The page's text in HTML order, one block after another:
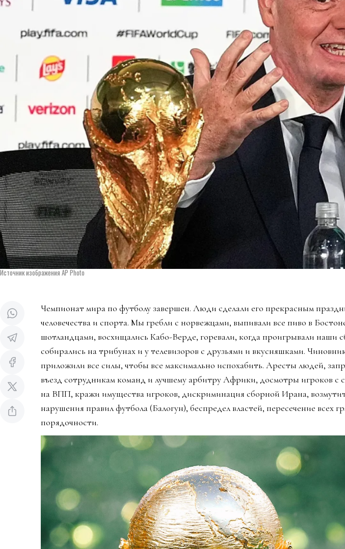
Источник изображения AP Photo
Чемпионат мира по футболу завершен. Люди сделали его прекрасным
человечества и спорта. Мы гребли с норвежцами, выпивали все пиво в
шотландцами, восхищались Кабо-Верде, горевали, когда проигрывали наши
собирались на трибунах и у телевизоров с друзьями и вкусняшками.
приложили все силы, чтобы все максимально испохабить. Аресты людей,
въезд сотрудникам команд и лучшему арбитру Африки, досмотры игроков с
на ВПП, кражи имущества игроков, дискриминация сборной Ирана,
нарушения правил футбола (Балогун), беспредел властей, пересечение всех
порядочности.